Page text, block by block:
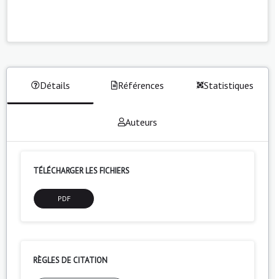
Détails Références Statistiques
Auteurs
TÉLÉCHARGER LES FICHIERS
PDF
RÈGLES DE CITATION